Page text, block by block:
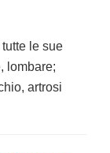
le sue
lombare;
artrosi